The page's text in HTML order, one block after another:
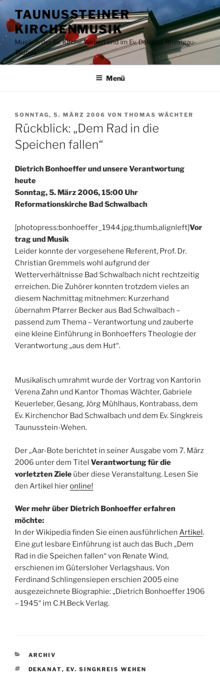
Inhalt
springen
TAUNUSSTEINER
KIRCHENMUSIK
Musik in der Ev. Kirche Wehen und im Ev. Dekanat Rheingau-
Taunus
Menü
VERÖFFENTLICHT
AM
SONNTAG, 5. MÄRZ 2006 VON THOMAS WÄCHTER
Rückblick: „Dem Rad in die
Speichen fallen“
Dietrich Bonhoeffer und unsere Verantwortung
heute
Sonntag, 5. März 2006, 15:00 Uhr
Reformationskirche Bad Schwalbach
[photopress:bonhoeffer_1944.jpg,thumb,alignleft]Vor
trag und Musik
Leider konnte der vorgesehene Referent, Prof. Dr.
Christian Gremmels wohl aufgrund der
Wetterverhältnisse Bad Schwalbach nicht rechtzeitig
erreichen. Die Zuhörer konnten trotzdem vieles an
diesem Nachmittag mitnehmen: Kurzerhand
übernahm Pfarrer Becker aus Bad Schwalbach –
passend zum Thema – Verantwortung und zauberte
eine kleine Einführung in Bonhoeffers Theologie der
Verantwortung „aus dem Hut“.
Musikalisch umrahmt wurde der Vortrag von Kantorin
Verena Zahn und Kantor Thomas Wächter, Gabriele
Keuerleber, Gesang, Jörg Mühlhaus, Kontrabass, dem
Ev. Kirchenchor Bad Schwalbach und dem Ev. Singkreis
Taunusstein-Wehen.
Der „Aar-Bote berichtet in seiner Ausgabe vom 7. März
2006 unter dem Titel Verantwortung für die
vorletzten Ziele über diese Veranstaltung. Lesen Sie
den Artikel hieronline!
Wer mehr über Dietrich Bonhoeffer erfahren
möchte:
In der Wikipedia finden Sie einen ausführlichen Artikel.
Eine gut lesbare Einführung ist auch das Buch „Dem
Rad in die Speichen fallen“ von Renate Wind,
erschienen im Gütersloher Verlagshaus. Von
Ferdinand Schlingensiepen erschien 2005 eine
ausgezeichnete Biographie: „Dietrich Bonhoeffer 1906
– 1945“ im C.H.Beck Verlag.
KATEGORIEN
ARCHIV
SCHLAGWÖRTER
DEKANAT, EV. SINGKREIS WEHEN